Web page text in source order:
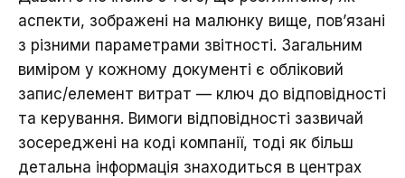
аспекти, зображені на малюнку вище, пов’язані
з різними параметрами звітності. Загальним
виміром у кожному документі є обліковий
запис/елемент витрат — ключ до відповідності
та керування. Вимоги відповідності зазвичай
зосереджені на коді компанії, тоді як більш
детальна інформація знаходиться в центрах